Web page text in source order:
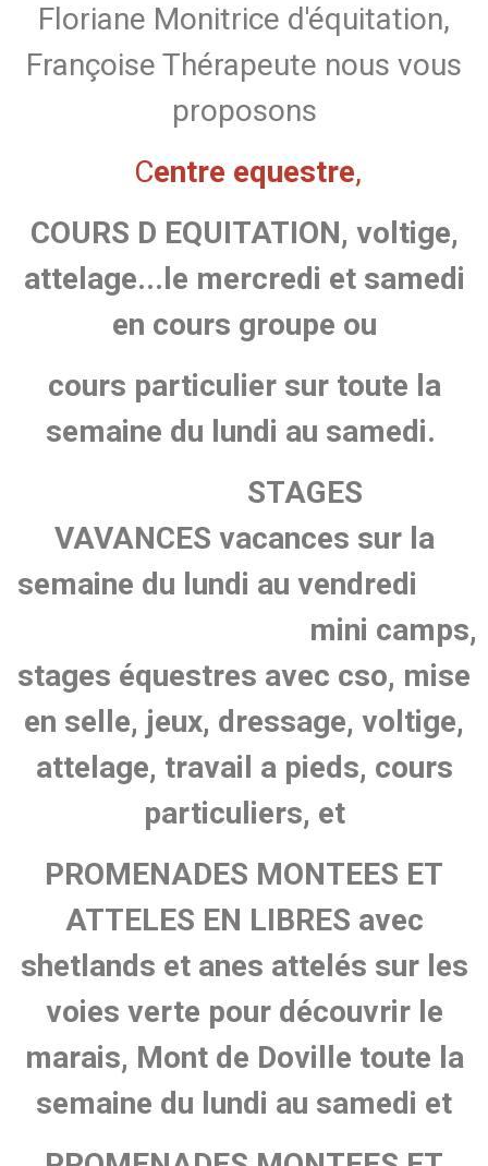
Floriane Monitrice d'équitation,
Françoise Thérapeute nous vous
proposons
Centre equestre,
COURS D EQUITATION, voltige,
attelage...le mercredi et samedi
en cours groupe ou
cours particulier sur toute la
semaine du lundi au samedi.
STAGES
VAVANCES vacances sur la
semaine du lundi au vendredi
mini camps,
stages équestres avec cso, mise
en selle, jeux, dressage, voltige,
attelage, travail a pieds, cours
particuliers, et
PROMENADES MONTEES ET
ATTELES EN LIBRES avec
shetlands et anes attelés sur les
voies verte pour découvrir le
marais, Mont de Doville toute la
semaine du lundi au samedi et